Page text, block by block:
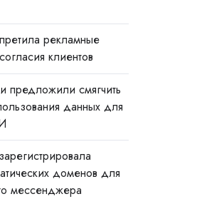
рекламные
клиентов
предложили смягчить
данных для
доменов для
мессенджера